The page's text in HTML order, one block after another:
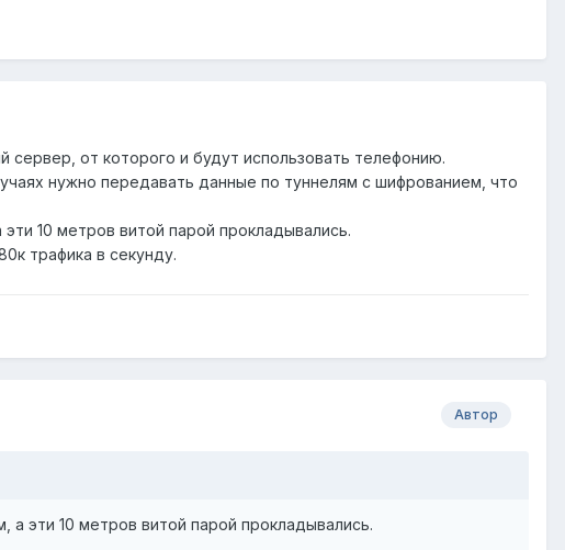
от которого и будут использовать телефонию.
нужно передавать данные по туннелям с шифрованием, что
10 метров витой парой прокладывались.
трафика в секунду.
Автор
эти 10 метров витой парой прокладывались.